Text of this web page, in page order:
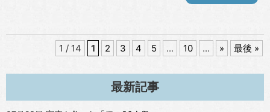
1 / 14 1 2 3 4 5 ... 10 ... » 最後 »
最新記事